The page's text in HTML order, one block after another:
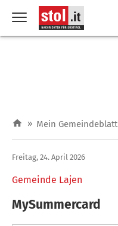
» Mein Gemeindeblatt
Gemeinde Lajen
Freitag, 24. April 2026
MySummercard